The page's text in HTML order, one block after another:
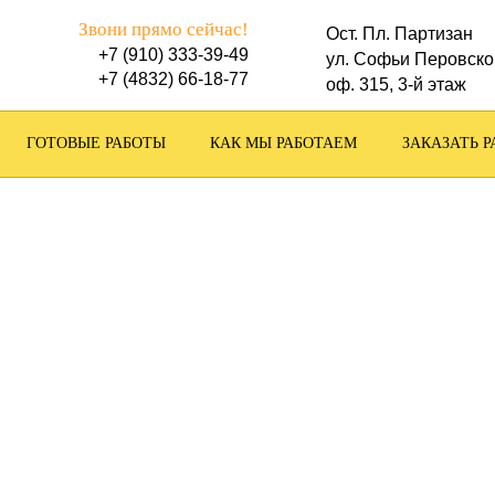
Звони прямо сейчас!
+7 (910) 333-39-49
+7 (4832) 66-18-77
Ост. Пл. Партизан
ул. Софьи
оф. 315, 3-й этаж
ГОТОВЫЕ РАБОТЫ КАК МЫ РАБОТАЕМ ЗАКАЗАТЬ